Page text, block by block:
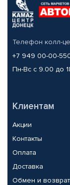
Телефон колл-
+7 949 00-00-
Пн-Вс с 9.00 до
Клиентам
Акции
Контакты
Оплата
Доставка
Обмен и возврат